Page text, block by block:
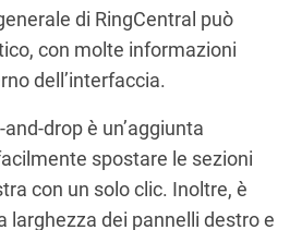
di RingCentral può
con molte informazioni
dell’interfaccia.
drop è un’aggiunta
spostare le sezioni
con un solo clic. Inoltre, è
larghezza dei pannelli destro e